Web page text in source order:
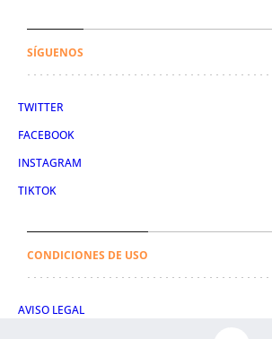
SÍGUENOS
TWITTER
FACEBOOK
INSTAGRAM
TIKTOK
CONDICIONES DE USO
AVISO LEGAL